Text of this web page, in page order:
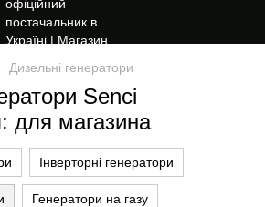
Дизельні генератори
Senci
для магазина
Інверторні генератори
Генератори на газу